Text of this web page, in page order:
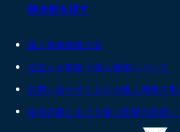
解決策を探す
個人情報保護方針
当法人が取扱う個人情報について
お問い合わせにおける個人情報の
採用応募における個人情報の取扱